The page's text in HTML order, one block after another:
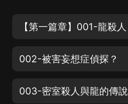
【第一篇章】001-龍殺人
002-被害妄想症偵探？
003-密室殺人與龍的傳說